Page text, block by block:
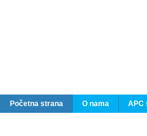
Početna strana O nama APC